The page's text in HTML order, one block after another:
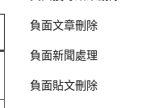
負面文章刪除
負面新聞處理
負面貼文刪除